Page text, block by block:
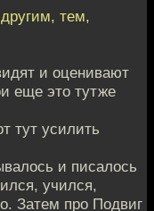
тем,
и оценивают
еще это тутже
тут усилить
и писалось
учился,
Затем про Подвиг